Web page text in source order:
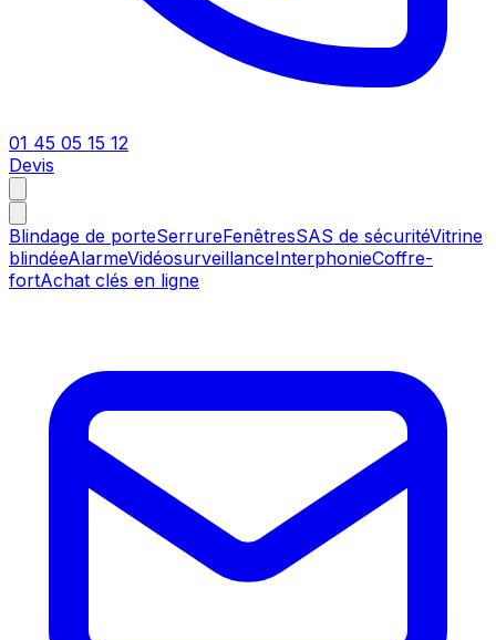
01 45 05 15 12
Devis
Blindage de porteSerrureFenêtresSAS de sécuritéVitrine
blindéeAlarmeVidéosurveillanceInterphonieCoffre-
fortAchat clés en ligne